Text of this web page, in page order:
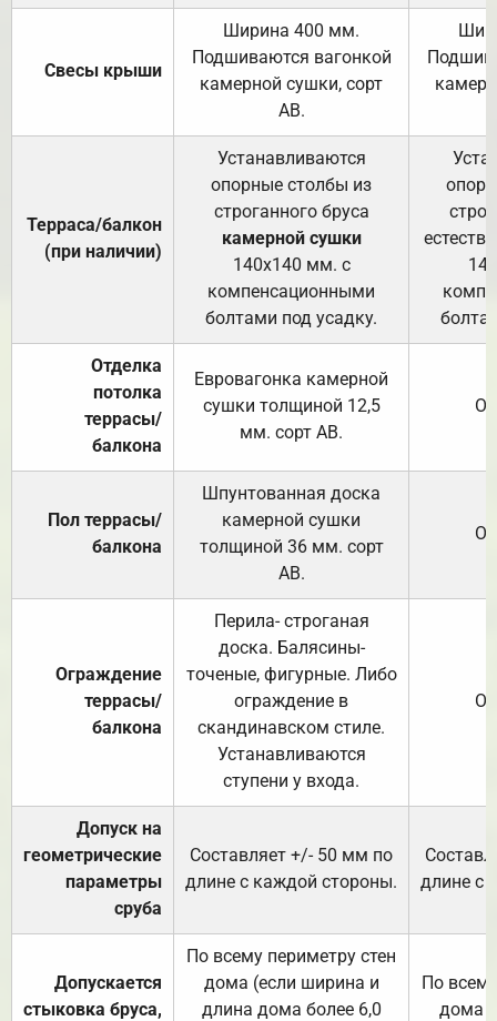
Свесы крыши
Ширина 400 мм.
Подшиваются вагонкой
камерной сушки, сорт
АВ.
Терраса/балкон
(при наличии)
Устанавливаются
опорные столбы из
строганного бруса
камерной сушки
140х140 мм. с
компенсационными
болтами под усадку.
Отделка
потолка
террасы/
балкона
Евровагонка камерной
сушки толщиной 12,5
мм. сорт АВ.
Пол террасы/
балкона
Шпунтованная доска
камерной сушки
толщиной 36 мм. сорт
АВ.
Ограждение
террасы/
балкона
Перила- строганая
доска. Балясины-
точеные, фигурные. Либо
ограждение в
скандинавском стиле.
Устанавливаются
ступени у входа.
Допуск на
геометрические
параметры
сруба
Составляет +/- 50 мм по
длине с каждой стороны.
длине с
Допускается
стыковка бруса,
По всему периметру стен
дома (если ширина и
длина дома более 6,0
По
дома